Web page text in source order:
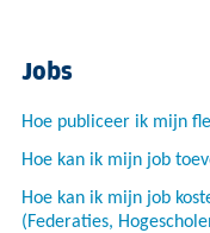
Jobs
Hoe publiceer ik mijn
Hoe kan ik mijn job
Hoe kan ik mijn job
(Federaties,